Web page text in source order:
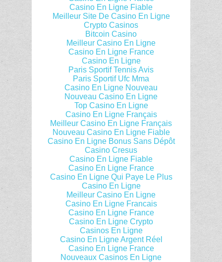
Casino En Ligne Fiable
Meilleur Site De Casino En Ligne
Crypto Casinos
Bitcoin Casino
Meilleur Casino En Ligne
Casino En Ligne France
Casino En Ligne
Paris Sportif Tennis Avis
Paris Sportif Ufc Mma
Casino En Ligne Nouveau
Nouveau Casino En Ligne
Top Casino En Ligne
Casino En Ligne Français
Meilleur Casino En Ligne Français
Nouveau Casino En Ligne Fiable
Casino En Ligne Bonus Sans Dépôt
Casino Cresus
Casino En Ligne Fiable
Casino En Ligne France
Casino En Ligne Qui Paye Le Plus
Casino En Ligne
Meilleur Casino En Ligne
Casino En Ligne Francais
Casino En Ligne France
Casino En Ligne Crypto
Casinos En Ligne
Casino En Ligne Argent Réel
Casino En Ligne France
Nouveaux Casinos En Ligne